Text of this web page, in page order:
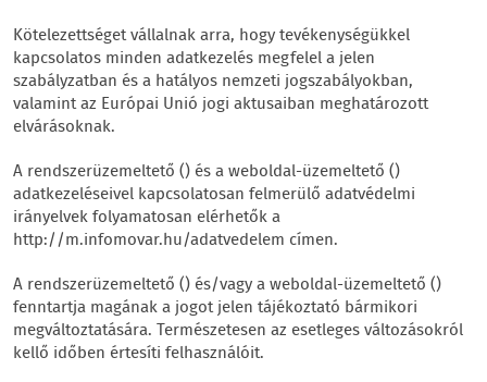
Kötelezettséget vállalnak arra, hogy tevékenységükkel
kapcsolatos minden adatkezelés megfelel a jelen
szabályzatban és a hatályos nemzeti jogszabályokban,
valamint az Európai Unió jogi aktusaiban meghatározott
elvárásoknak.
A rendszerüzemeltető () és a weboldal-üzemeltető ()
adatkezeléseivel kapcsolatosan felmerülő adatvédelmi
irányelvek folyamatosan elérhetők a
http://m.infomovar.hu/adatvedelem címen.
A rendszerüzemeltető () és/vagy a weboldal-üzemeltető ()
fenntartja magának a jogot jelen tájékoztató bármikori
megváltoztatására. Természetesen az esetleges változásokról
kellő időben értesíti felhasználóit.